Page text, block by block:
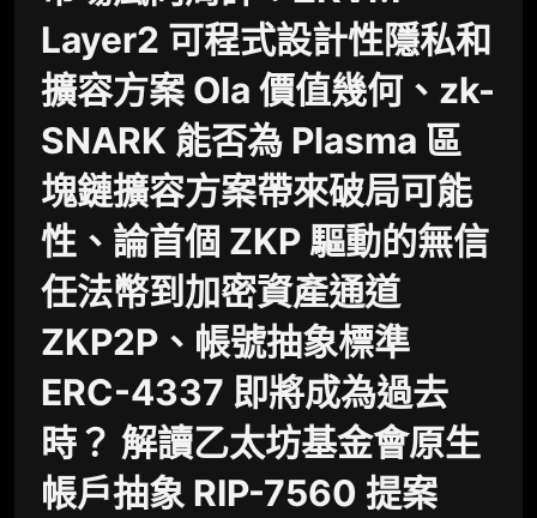
Layer2 可程式設計性隱私和
擴容方案 Ola 價值幾何、zk-
SNARK 能否為 Plasma 區
塊鏈擴容方案帶來破局可能
性、論首個 ZKP 驅動的無信
任法幣到加密資產通道
ZKP2P、帳號抽象標準
ERC-4337 即將成為過去
時？ 解讀乙太坊基金會原生
帳戶抽象 RIP-7560 提案